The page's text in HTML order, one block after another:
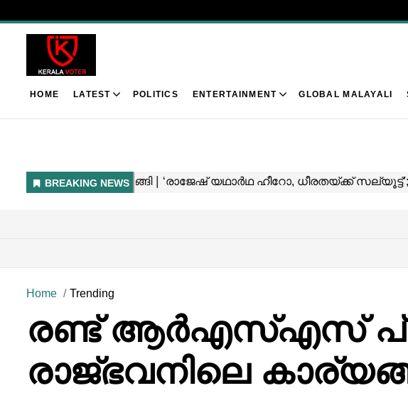
HOME LATEST POLITICS ENTERTAINMENT GLOBAL MALAYALI
Home Trending
രണ്ട് ആർഎസ്എസ്
രാജ്ഭവനിലെ